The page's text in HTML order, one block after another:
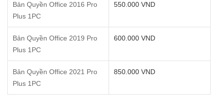
Bản Quyền Office 2016 Pro
Plus 1PC
550.000 VND
Bản Quyền Office 2019 Pro
Plus 1PC
600.000 VND
Bản Quyền Office 2021 Pro
Plus 1PC
850.000 VND